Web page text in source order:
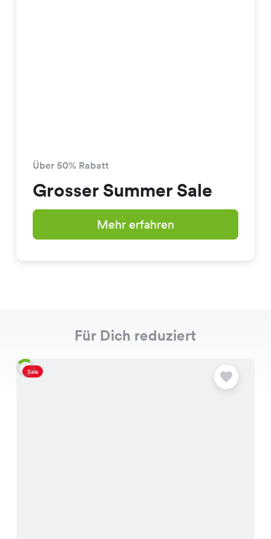
Über 50% Rabatt
Grosser Summer Sale
Mehr erfahren
Für Dich reduziert
Sale